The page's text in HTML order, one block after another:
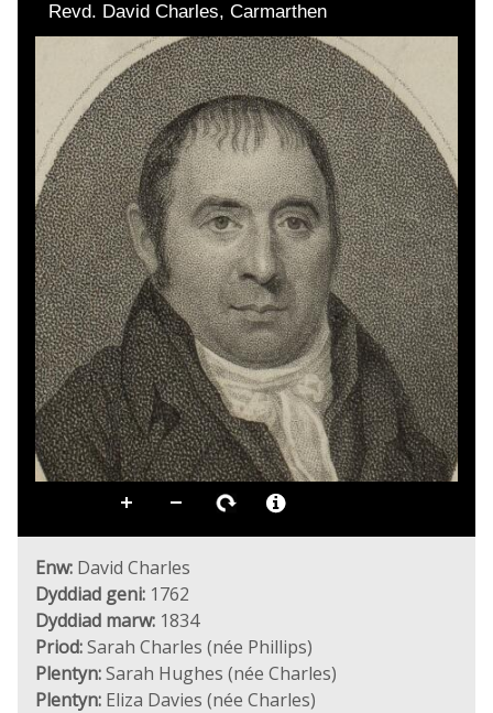
Revd. David Charles, Carmarthen
Enw: David Charles
Dyddiad geni: 1762
Dyddiad marw: 1834
Priod:Sarah Charles (née Phillips)
Plentyn:Sarah Hughes (née Charles)
Plentyn: Eliza Davies (née Charles)